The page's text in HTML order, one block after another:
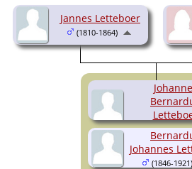
Jannes Letteboer
(1810-1864)
(1845-1905)
Johannes
(1846-1921)